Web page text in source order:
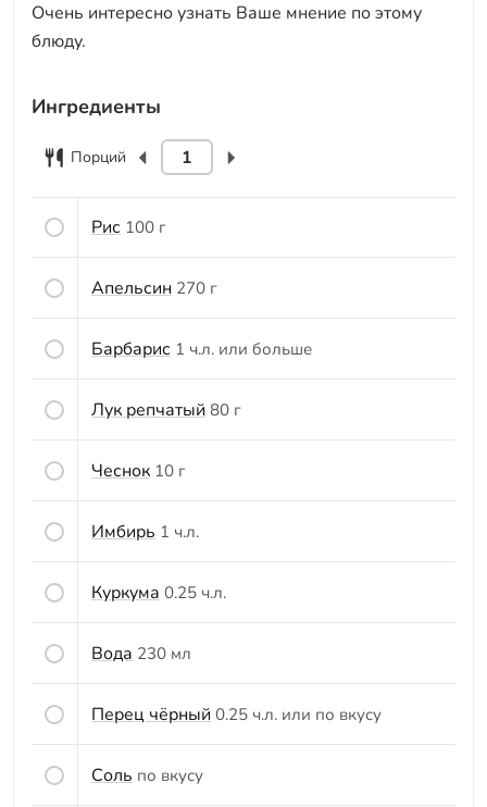
Очень интересно узнать Ваше мнение по этому
блюду.
Ингредиенты
Порций
Рис 100 г
Апельсин 270 г
Барбарис 1 ч.л. или больше
Лук репчатый 80 г
Чеснок 10 г
Имбирь 1 ч.л.
Куркума 0.25 ч.л.
Вода 230 мл
Перец чёрный 0.25 ч.л. или по вкусу
Соль по вкусу